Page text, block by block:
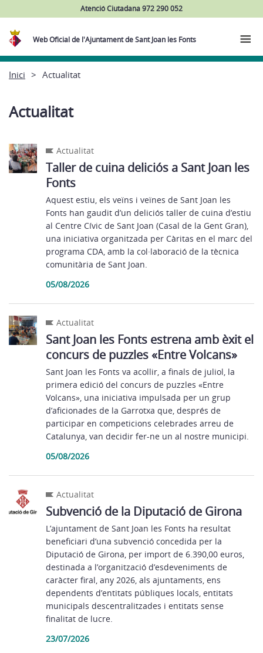
Atenció Ciutadana 972 290 052
Web Oficial de l'Ajuntament de Sant Joan les Fonts
Inici Actualitat
Actualitat
Actualitat
Taller de cuina deliciós a Sant Joan les
Fonts
Aquest estiu, els veïns i veïnes de Sant Joan les
Fonts han gaudit d’un deliciós taller de cuina d’estiu
al Centre Cívic de Sant Joan (Casal de la Gent Gran),
una iniciativa organitzada per Càritas en el marc del
programa CDA, amb la col·laboració de la tècnica
comunitària de Sant Joan.
05/08/2026
Actualitat
Sant Joan les Fonts estrena amb èxit el
concurs de puzzles «Entre Volcans»
Sant Joan les Fonts va acollir, a finals de juliol, la
primera edició del concurs de puzzles «Entre
Volcans», una iniciativa impulsada per un grup
d’aficionades de la Garrotxa que, després de
participar en competicions celebrades arreu de
Catalunya, van decidir fer-ne un al nostre municipi.
05/08/2026
Actualitat
Subvenció de la Diputació de Girona
L’ajuntament de Sant Joan les Fonts ha resultat
beneficiari d’una subvenció concedida per la
Diputació de Girona, per import de 6.390,00 euros,
destinada a l’organització d’esdeveniments de
caràcter firal, any 2026, als ajuntaments, ens
dependents d’entitats públiques locals, entitats
municipals descentralitzades i entitats sense
finalitat de lucre.
23/07/2026